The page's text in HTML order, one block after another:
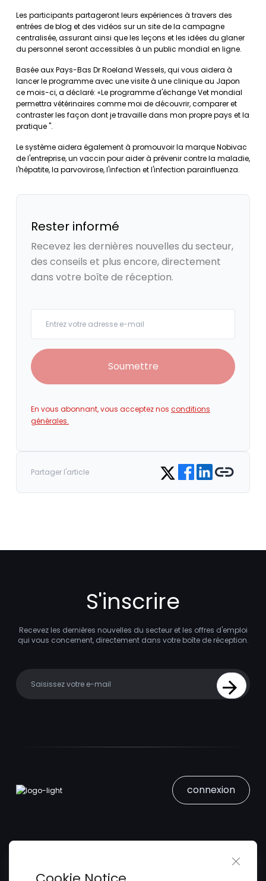
Les participants partageront leurs expériences à travers des
entrées de blog et des vidéos sur un site de la campagne
centralisée, assurant ainsi que les leçons et les idées du glaner
du personnel seront accessibles à un public mondial en ligne.
Basée aux Pays-Bas Dr Roeland Wessels, qui vous aidera à
lancer le programme avec une visite à une clinique au Japon
ce mois-ci, a déclaré: «Le programme d'échange Vet mondial
permettra vétérinaires comme moi de découvrir, comparer et
contraster les façon dont je travaille dans mon propre pays et la
pratique ".
Le système aidera également à promouvoir la marque Nobivac
de l'entreprise, un vaccin pour aider à prévenir contre la maladie,
l'hépatite, la parvovirose, l'infection et l'infection parainfluenza.
Rester informé
Recevez les dernières nouvelles du secteur,
des conseils et plus encore, directement
dans votre boîte de réception.
Soumettre
En vous abonnant, vous acceptez nos conditions
générales.
Partager l'article Share on Twitter
Share on Facebook
Share on LinkedIn
Copy link
S'inscrire
Recevez les dernières nouvelles du secteur et les offres d'emploi
qui vous concernent, directement dans votre boîte de réception.
Sign Up
connexion
Soumettez votre CV
Close